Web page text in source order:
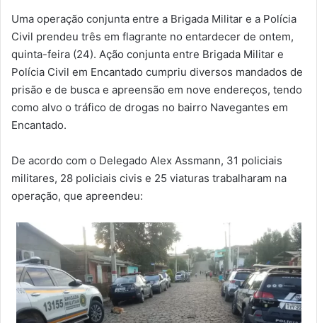
Uma operação conjunta entre a Brigada Militar e a Polícia
Civil prendeu três em flagrante no entardecer de ontem,
quinta-feira (24). Ação conjunta entre Brigada Militar e
Polícia Civil em Encantado cumpriu diversos mandados de
prisão e de busca e apreensão em nove endereços, tendo
como alvo o tráfico de drogas no bairro Navegantes em
Encantado.
De acordo com o Delegado Alex Assmann, 31 policiais
militares, 28 policiais civis e 25 viaturas trabalharam na
operação, que apreendeu: